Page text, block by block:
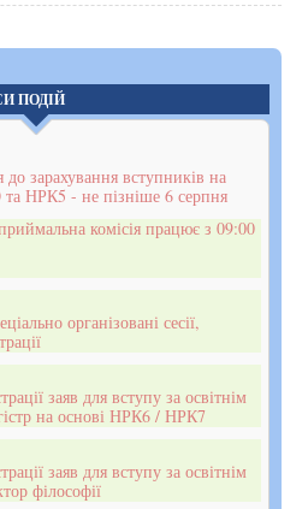
ПОДІЙ
до зарахування вступників на
НРК5 - не пізніше 6 серпня
комісія працює з 09:00
організовані сесії,
заяв для вступу за освітнім
на основі НРК6 / НРК7
заяв для вступу за освітнім
філософії